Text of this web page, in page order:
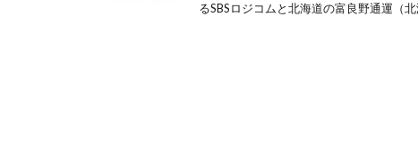
るSBSロジコムと北海道の富良野通運（